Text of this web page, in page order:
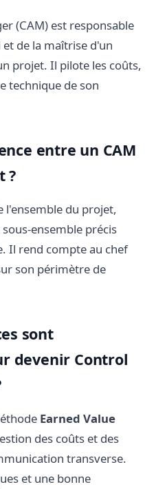
(CAM) est responsable
de la maîtrise d'un
projet. Il pilote les coûts,
technique de son
entre un CAM
?
l'ensemble du projet,
ensemble précis
Il rend compte au chef
son périmètre de
sont
devenir Control
Earned Value
des coûts et des
transverse.
et une bonne